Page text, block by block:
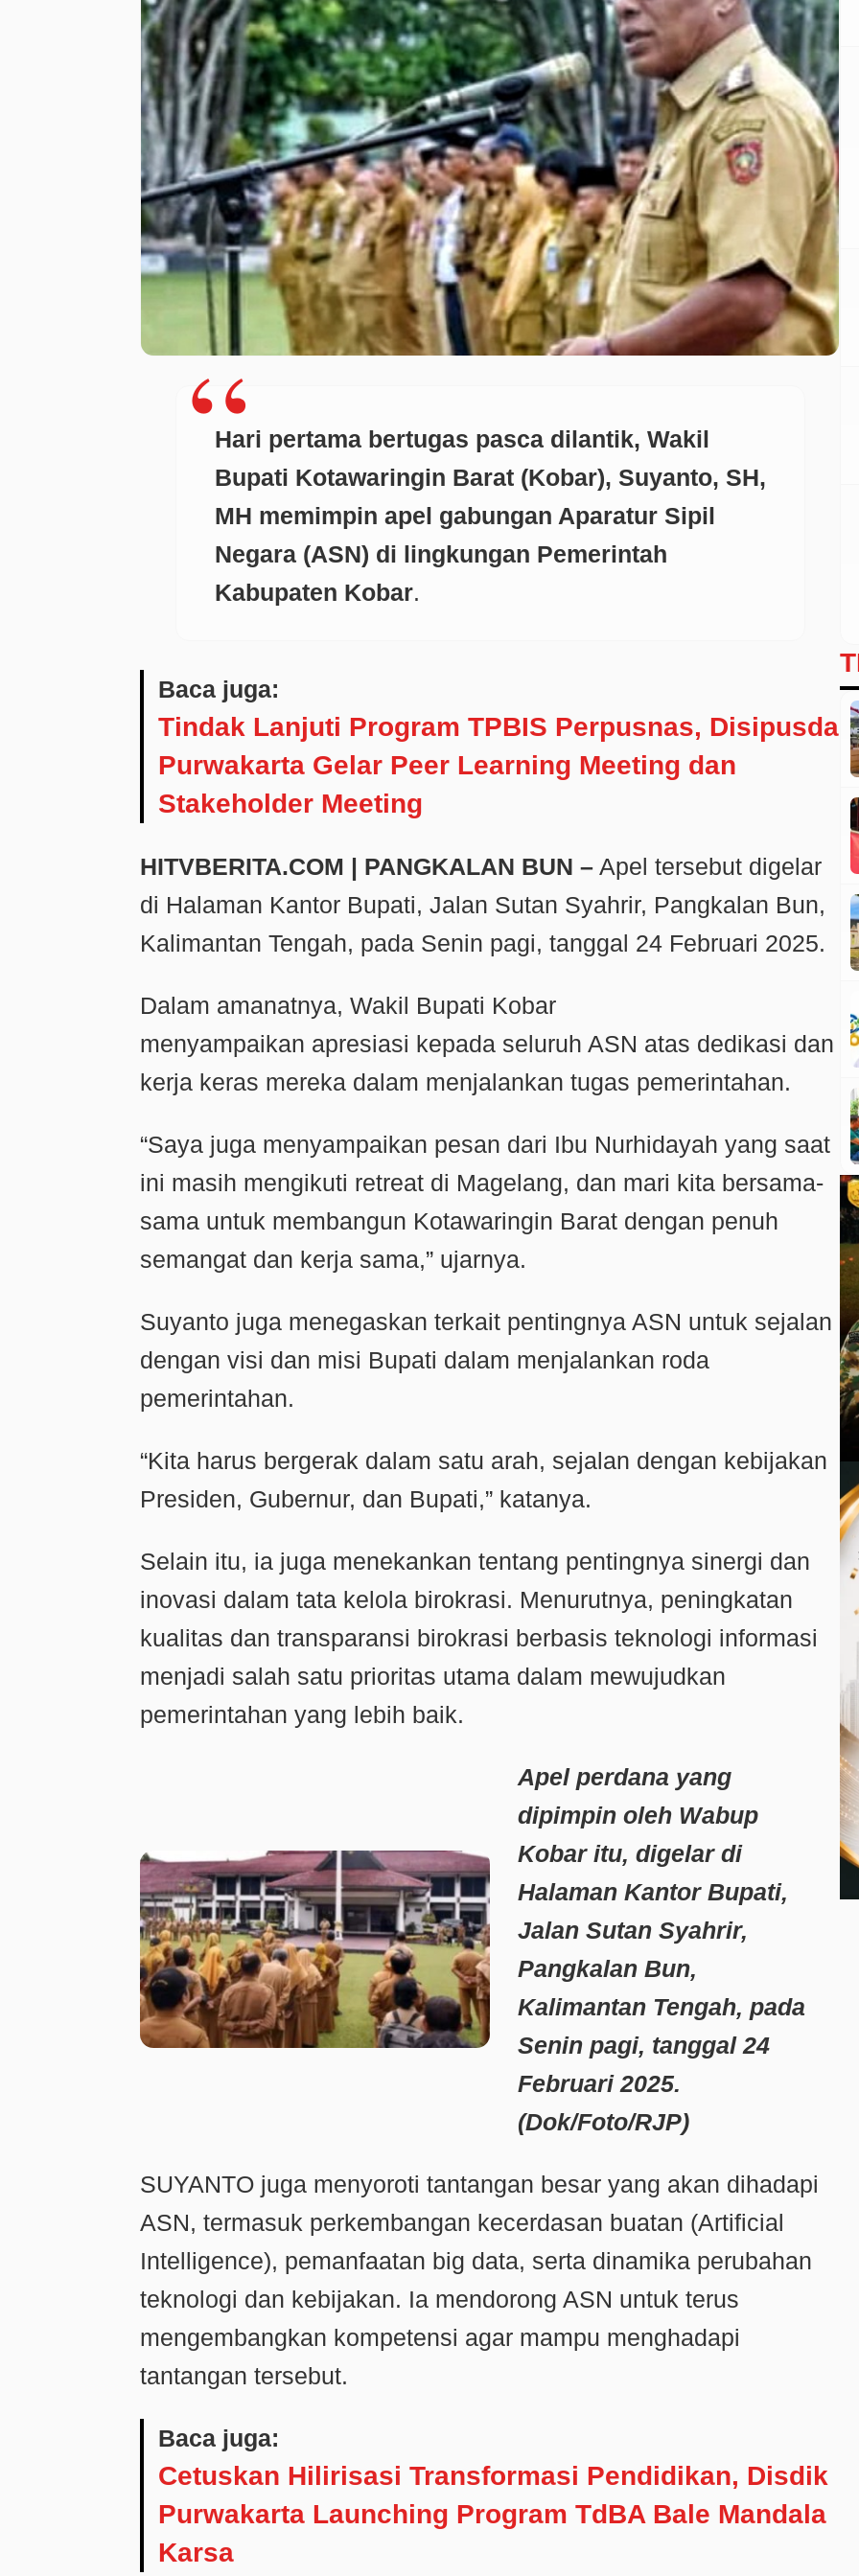
Hari pertama bertugas pasca dilantik, Wakil
Bupati Kotawaringin Barat (Kobar), Suyanto, SH,
MH memimpin apel gabungan Aparatur Sipil
Negara (ASN) di lingkungan Pemerintah
Kabupaten Kobar.
Baca juga:
Tindak Lanjuti Program TPBIS Perpusnas, Disipusda
Purwakarta Gelar Peer Learning Meeting dan
Stakeholder Meeting
HITVBERITA.COM | PANGKALAN BUN – Apel tersebut digelar
di Halaman Kantor Bupati, Jalan Sutan Syahrir, Pangkalan Bun,
Kalimantan Tengah, pada Senin pagi, tanggal 24 Februari 2025.
Dalam amanatnya, Wakil Bupati Kobar
menyampaikan apresiasi kepada seluruh ASN atas dedikasi dan
kerja keras mereka dalam menjalankan tugas pemerintahan.
“Saya juga menyampaikan pesan dari Ibu Nurhidayah yang saat
ini masih mengikuti retreat di Magelang, dan mari kita bersama-
sama untuk membangun Kotawaringin Barat dengan penuh
semangat dan kerja sama,” ujarnya.
Suyanto juga menegaskan terkait pentingnya ASN untuk sejalan
dengan visi dan misi Bupati dalam menjalankan roda
pemerintahan.
“Kita harus bergerak dalam satu arah, sejalan dengan kebijakan
Presiden, Gubernur, dan Bupati,” katanya.
Selain itu, ia juga menekankan tentang pentingnya sinergi dan
inovasi dalam tata kelola birokrasi. Menurutnya, peningkatan
kualitas dan transparansi birokrasi berbasis teknologi informasi
menjadi salah satu prioritas utama dalam mewujudkan
pemerintahan yang lebih baik.
Apel perdana yang
dipimpin oleh Wabup
Kobar itu, digelar di
Halaman Kantor Bupati,
Jalan Sutan Syahrir,
Pangkalan Bun,
Kalimantan Tengah, pada
Senin pagi, tanggal 24
Februari 2025.
(Dok/Foto/RJP)
SUYANTO juga menyoroti tantangan besar yang akan dihadapi
ASN, termasuk perkembangan kecerdasan buatan (Artificial
Intelligence), pemanfaatan big data, serta dinamika perubahan
teknologi dan kebijakan. Ia mendorong ASN untuk terus
mengembangkan kompetensi agar mampu menghadapi
tantangan tersebut.
Baca juga:
Cetuskan Hilirisasi Transformasi Pendidikan, Disdik
Purwakarta Launching Program TdBA Bale Mandala
Karsa